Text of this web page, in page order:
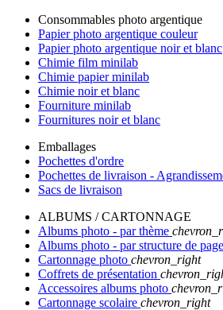
Consommables photo argentique
Papier photo argentique couleur
Papier photo argentique noir et blanc
Chimie film minilab
Chimie papier minilab
Chimie noir et blanc
Fourniture minilab
Fournitures noir et blanc
Emballages
Pochettes d'ordre
Pochettes de livraison -
Sacs de livraison
ALBUMS / CARTONNAGE
Albums photo - par thème
Albums photo - par structure de page
Cartonnage photo chevron_right
Coffrets de présentation
Accessoires albums photo
Cartonnage scolaire chevron_right